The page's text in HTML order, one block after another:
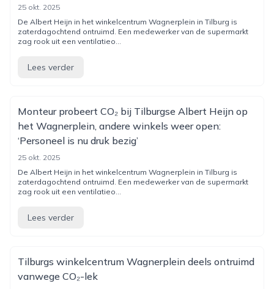
25 okt. 2025
De Albert Heijn in het winkelcentrum Wagnerplein in Tilburg is
zaterdagochtend ontruimd. Een medewerker van de supermarkt
zag rook uit een ventilatieo...
Lees verder
Monteur probeert CO₂ bij Tilburgse Albert Heijn op
het Wagnerplein, andere winkels weer open:
‘Personeel is nu druk bezig’
25 okt. 2025
De Albert Heijn in het winkelcentrum Wagnerplein in Tilburg is
zaterdagochtend ontruimd. Een medewerker van de supermarkt
zag rook uit een ventilatieo...
Lees verder
Tilburgs winkelcentrum Wagnerplein deels ontruimd
vanwege CO₂-lek